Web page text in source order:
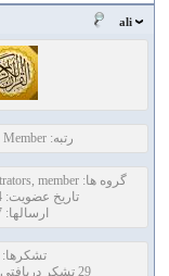
ali
رتبه: Advanced Member
گروه ها: Moderator, Administrators, member
تاریخ عضویت: 1390/03/24
ارسالها: 2,377
تشکرها: 4 بار
29 تشکر دریافتی در 29 ارسال